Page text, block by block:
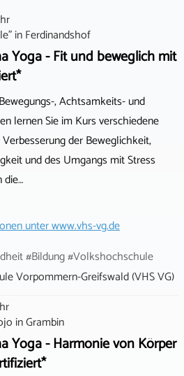
inFerdinandshof
Yoga - Fit und beweglich mit
, Achtsamkeits- und
lernen Sie im Kurs verschiedene
der Beweglichkeit,
und des Umgangs mit Stress
die…
unterwww.vhs-vg.de
#Bildung #Volkshochschule
Vorpommern-Greifswald (VHS VG)
inGrambin
Yoga - Harmonie von Körper